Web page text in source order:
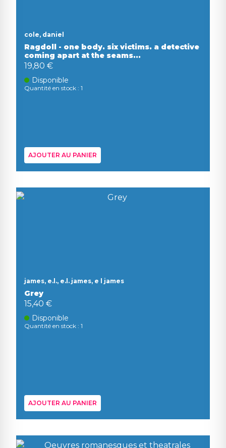
cole, daniel
Ragdoll - one body. six victims. a detective
coming apart at the seams...
19,80 €
Disponible
Quantité en stock : 1
AJOUTER AU PANIER
james, e.l., e.l. james, e l james
Grey
15,40 €
Disponible
Quantité en stock : 1
AJOUTER AU PANIER